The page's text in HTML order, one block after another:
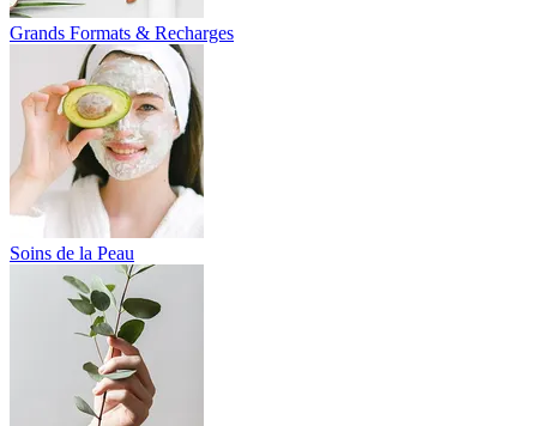
Grands Formats & Recharges
Soins de la Peau